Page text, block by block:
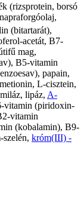
(rizsprotein, borsó
(bitartarát),
acetát, B7-
mag,
B5-vitamin
papain,
L-cisztein,
lipáz, A-
vitamin (piridoxin-
vitamin
(kobalamin), B9-
szelén, króm(III) -